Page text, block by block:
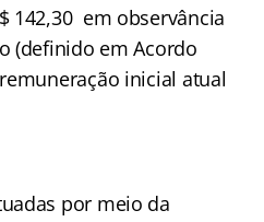
142,30 em observância
(definido em Acordo
inicial atual
por meio da